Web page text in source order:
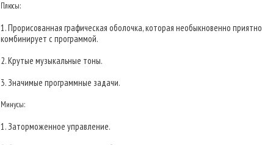
Плюсы:
1. Прорисованная графическая оболочка, которая необыкновенно приятно
комбинирует с программой.
2. Крутые музыкальные тоны.
3. Значимые программные задачи.
Минусы:
1. Заторможенное управление.